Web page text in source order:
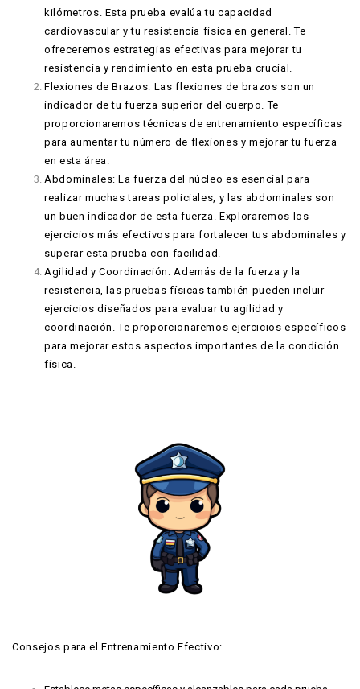
kilómetros. Esta prueba evalúa tu capacidad
cardiovascular y tu resistencia física en general. Te
ofreceremos estrategias efectivas para mejorar tu
resistencia y rendimiento en esta prueba crucial.
Flexiones de Brazos: Las flexiones de brazos son un
indicador de tu fuerza superior del cuerpo. Te
proporcionaremos técnicas de entrenamiento específicas
para aumentar tu número de flexiones y mejorar tu fuerza
en esta área.
Abdominales: La fuerza del núcleo es esencial para
realizar muchas tareas policiales, y las abdominales son
un buen indicador de esta fuerza. Exploraremos los
ejercicios más efectivos para fortalecer tus abdominales y
superar esta prueba con facilidad.
Agilidad y Coordinación: Además de la fuerza y la
resistencia, las pruebas físicas también pueden incluir
ejercicios diseñados para evaluar tu agilidad y
coordinación. Te proporcionaremos ejercicios específicos
para mejorar estos aspectos importantes de la condición
física.
Consejos para el Entrenamiento Efectivo: